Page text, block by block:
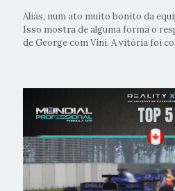
Aliás, num ato muito bonito da
Isso mostra de alguma forma o
de George com Vini. A vitória foi